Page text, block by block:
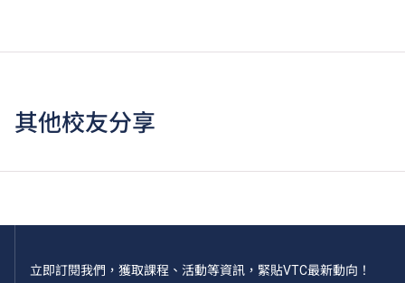
其他校友分享
立即訂閱我們，獲取課程、活動等資訊，緊貼VTC最新動向！